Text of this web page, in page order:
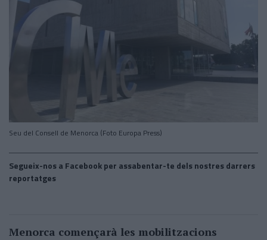
Seu del Consell de Menorca (Foto Europa Press)
Segueix-nos a Facebook per assabentar-te dels nostres darrers
reportatges
Menorca començarà les mobilitzacions